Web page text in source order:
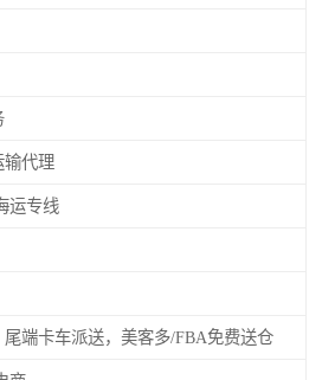
输代理
运专线
尾端卡车派送，美客多/FBA免费送仓